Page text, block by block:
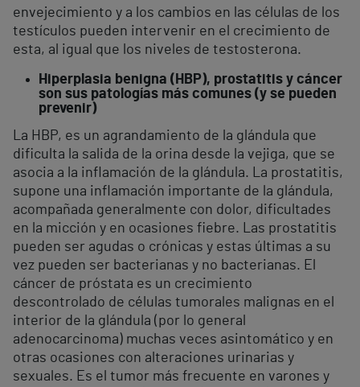
envejecimiento y a los cambios en las células de los
testículos pueden intervenir en el crecimiento de
esta, al igual que los niveles de testosterona.
Hiperplasia benigna (HBP), prostatitis y cáncer
son sus patologías más comunes (y se pueden
prevenir)
La HBP, es un agrandamiento de la glándula que
dificulta la salida de la orina desde la vejiga, que se
asocia a la inflamación de la glándula. La prostatitis,
supone una inflamación importante de la glándula,
acompañada generalmente con dolor, dificultades
en la micción y en ocasiones fiebre. Las prostatitis
pueden ser agudas o crónicas y estas últimas a su
vez pueden ser bacterianas y no bacterianas. El
cáncer de próstata es un crecimiento
descontrolado de células tumorales malignas en el
interior de la glándula (por lo general
adenocarcinoma) muchas veces asintomático y en
otras ocasiones con alteraciones urinarias y
sexuales. Es el tumor más frecuente en varones y